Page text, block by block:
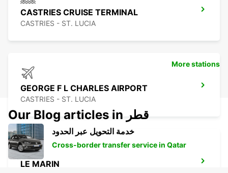
CASTRIES CRUISE TERMINAL
CASTRIES - ST. LUCIA
GEORGE F L CHARLES AIRPORT
CASTRIES - ST. LUCIA
LE MARIN
More stations
Our Blog articles in قطر
خدمة التحويل عبر الحدود
Cross-border transfer service in Qatar